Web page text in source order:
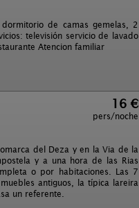
de camas gemelas, 2
televisión servicio de lavado
Atencion familiar
16 €
pers/noche
del Deza y en la Via de la
y a una hora de las Rias
o por habitaciones. Las 7
antiguos, la típica lareira
un referente.